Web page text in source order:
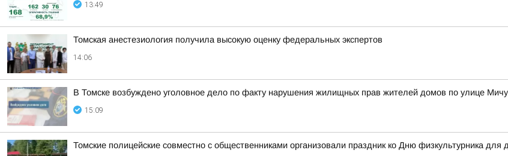
13:49
Томская анестезиология получила высокую оценку федеральных экспертов
14:06
В Томске возбуждено уголовное дело по факту нарушения жилищных прав жителей домов по улице
15:09
Томские полицейские совместно с общественниками организовали праздник ко Дню физкультурника для